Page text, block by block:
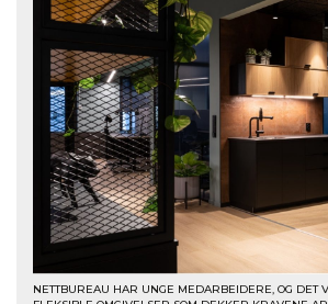
NETTBUREAU HAR UNGE MEDARBEIDERE, OG DET